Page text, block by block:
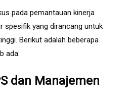
pada pemantauan kinerja
spesifik yang dirancang untuk
Berikut adalah beberapa
ada:
dan Manajemen